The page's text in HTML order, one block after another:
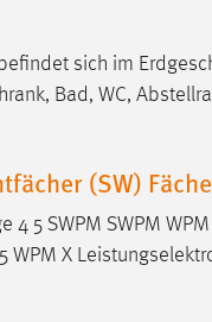
sich im
Bad, WC,
(SW)
4 5 SWPM SWPM
WPM X